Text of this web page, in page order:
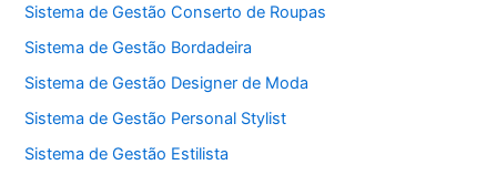
Sistema de Gestão Conserto de Roupas
Sistema de Gestão Bordadeira
Sistema de Gestão Designer de Moda
Sistema de Gestão Personal Stylist
Sistema de Gestão Estilista